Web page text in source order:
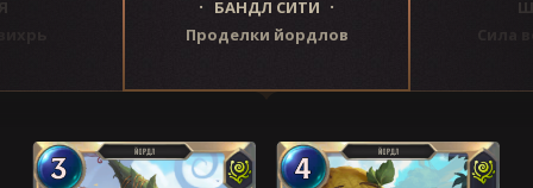
БАНДЛ СИТИ
Проделки йордлов